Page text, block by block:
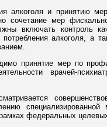
алкоголя и принятию
сочетание мер
включать контроль
алкоголя, а
принятие мер по
врачей-
федеральных